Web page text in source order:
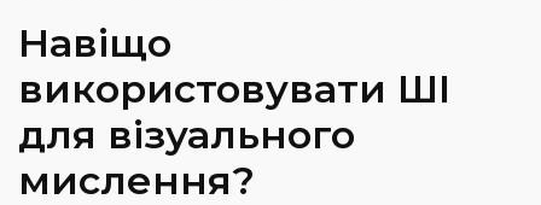
Навіщо
використовувати ШІ
для візуального
мислення?